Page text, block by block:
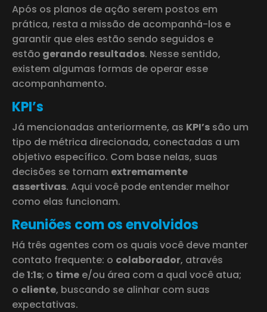
Após os planos de ação serem postos em
prática, resta a missão de acompanhá-los e
garantir que eles estão sendo seguidos e
estão gerando resultados. Nesse sentido,
existem algumas formas de operar esse
acompanhamento.
KPI’s
Já mencionadas anteriormente, as KPI’s são um
tipo de métrica direcionada, conectadas a um
objetivo específico. Com base nelas, suas
decisões se tornam extremamente
assertivas. Aqui você pode entender melhor
como elas funcionam.
Reuniões com os envolvidos
Há três agentes com os quais você deve manter
contato frequente: o colaborador, através
de1:1s; o time e/ou área com a qual você atua;
o cliente, buscando se alinhar com suas
expectativas.